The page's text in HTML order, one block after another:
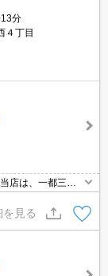
分
４丁目
店は、一都三県
部屋探しが提供
取扱っておりま
お支払いは分割
数料のご負担0円
を見る